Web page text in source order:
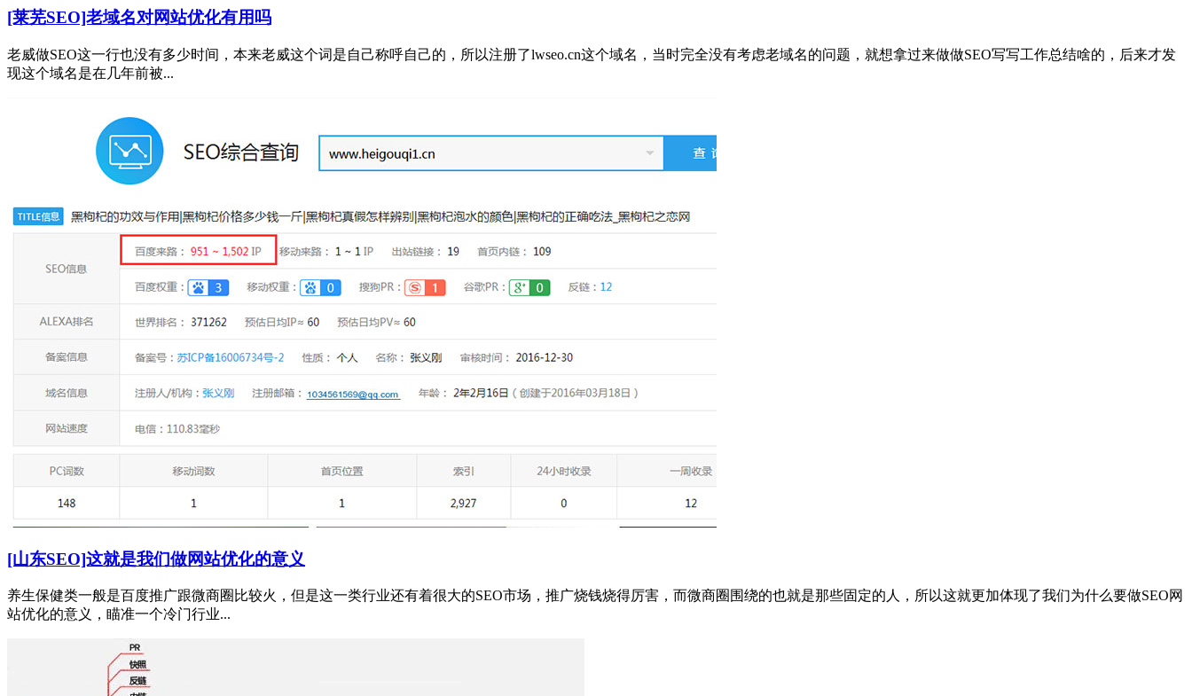
[莱芜SEO]老域名对网站优化有用吗
老威做SEO这一行也没有多少时间，本来老威这个词是自己称呼自己的，所以注册了lwseo.cn这个域名，当时完全没有考虑老域名的问题，就想拿过来做做SEO写写工作总结啥的，后来才发
现这个域名是在几年前被...
[山东SEO]这就是我们做网站优化的意义
养生保健类一般是百度推广跟微商圈比较火，但是这一类行业还有着很大的SEO市场，推广烧钱烧得厉害，而微商圈围绕的也就是那些固定的人，所以这就更加体现了我们为什么要做SEO网
站优化的意义，瞄准一个冷门行业...